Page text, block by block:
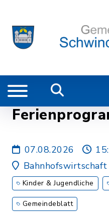
07.08.2026
Kinder & Jugendliche
Gemeindeblatt